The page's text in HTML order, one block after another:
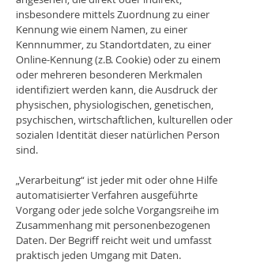
insbesondere mittels Zuordnung zu einer
Kennung wie einem Namen, zu einer
Kennnummer, zu Standortdaten, zu einer
Online-Kennung (z.B. Cookie) oder zu einem
oder mehreren besonderen Merkmalen
identifiziert werden kann, die Ausdruck der
physischen, physiologischen, genetischen,
psychischen, wirtschaftlichen, kulturellen oder
sozialen Identität dieser natürlichen Person
sind.
„Verarbeitung“ ist jeder mit oder ohne Hilfe
automatisierter Verfahren ausgeführte
Vorgang oder jede solche Vorgangsreihe im
Zusammenhang mit personenbezogenen
Daten. Der Begriff reicht weit und umfasst
praktisch jeden Umgang mit Daten.